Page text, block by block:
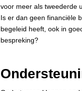
voor meer als tweederde
Is er dan geen financiële
begeleid heeft, ook in
bespreking?